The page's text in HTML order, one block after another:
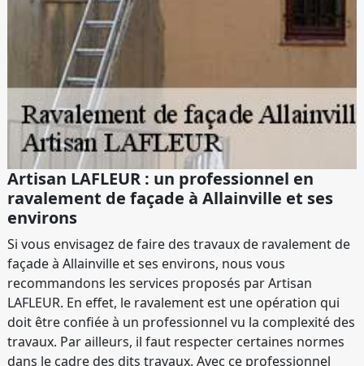
Artisan LAFLEUR : un professionnel en
ravalement de façade à Allainville et ses
environs
Si vous envisagez de faire des travaux de ravalement de
façade à Allainville et ses environs, nous vous
recommandons les services proposés par Artisan
LAFLEUR. En effet, le ravalement est une opération qui
doit être confiée à un professionnel vu la complexité des
travaux. Par ailleurs, il faut respecter certaines normes
dans le cadre des dits travaux. Avec ce professionnel